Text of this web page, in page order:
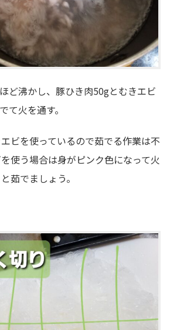
ど沸かし、豚ひき肉50gとむきエビ
て火を通す。
ビを使っているので茹でる作業は不
使う場合は身がピンク色になって火
茹でましょう。